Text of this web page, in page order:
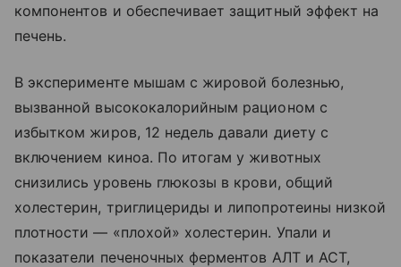
компонентов и обеспечивает защитный эффект на
печень.
В эксперименте мышам с жировой болезнью,
вызванной высококалорийным рационом с
избытком жиров, 12 недель давали диету с
включением киноа. По итогам у животных
снизились уровень глюкозы в крови, общий
холестерин, триглицериды и липопротеины низкой
плотности — «плохой» холестерин. Упали и
показатели печеночных ферментов АЛТ и АСТ,